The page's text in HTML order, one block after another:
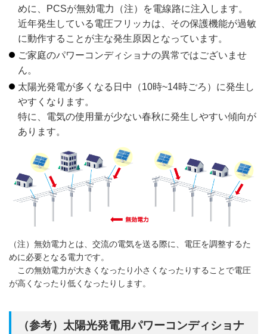
めに、PCSが無効電力（注）を電線路に注入します。
近年発生している電圧フリッカは、その保護機能が過敏
に動作することが主な発生原因となっています。
ご家庭のパワーコンディショナの異常ではございませ
ん。
太陽光発電が多くなる日中（10時~14時ごろ）に発生し
やすくなります。
特に、電気の使用量が少ない春秋に発生しやすい傾向が
あります。
（注）無効電力とは、交流の電気を送る際に、電圧を調整するた
めに必要となる電力です。
この無効電力が大きくなったり小さくなったりすることで電圧
が高くなったり低くなったりします。
（参考）太陽光発電用パワーコンディショナ